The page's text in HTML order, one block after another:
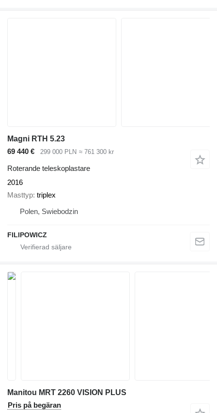
Magni RTH 5.23
69 440 €
299 000 PLN ≈ 761 300 kr
Roterande teleskoplastare
2016
Masttyp triplex
Polen, Swiebodzin
FILIPOWICZ
Manitou MRT 2260 VISION PLUS
Pris på begäran